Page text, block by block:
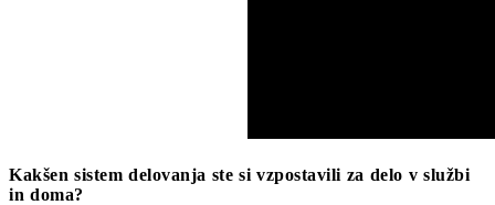
Kakšen sistem delovanja ste si vzpostavili za delo v službi
in doma?